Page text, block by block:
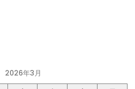
2026年3月